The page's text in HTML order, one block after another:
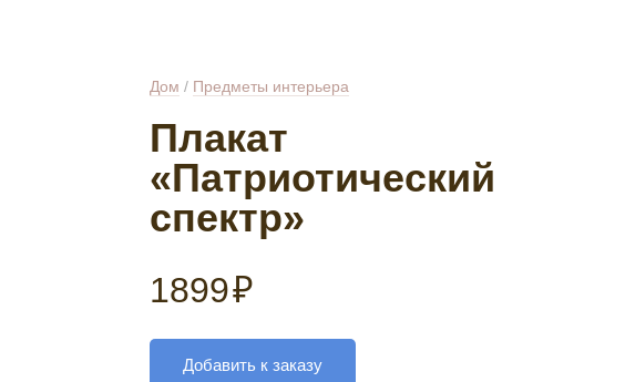
Дом / Предметы интерьера
Плакат
«Патриотический
спектр»
1899₽
Добавить к заказу